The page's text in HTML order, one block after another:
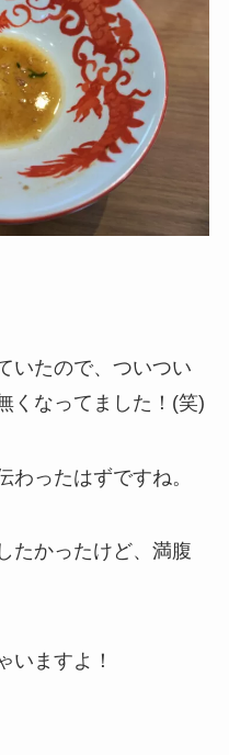
いたので、ついつい
くなってました！(笑)
わったはずですね。
たかったけど、満腹
いますよ！